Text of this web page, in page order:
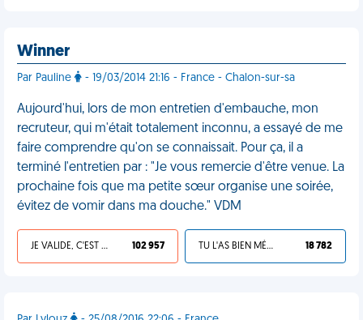
Winner
Par Pauline - 19/03/2014 21:16 - France - Chalon-sur-sa
Aujourd'hui, lors de mon entretien d'embauche, mon
recruteur, qui m'était totalement inconnu, a essayé de me
faire comprendre qu'on se connaissait. Pour ça, il a
terminé l'entretien par : "Je vous remercie d'être venue. La
prochaine fois que ma petite sœur organise une soirée,
évitez de vomir dans ma douche." VDM
JE VALIDE, C'EST UNE VDM 102 957 TU L'AS BIEN MÉRITÉ 18 782